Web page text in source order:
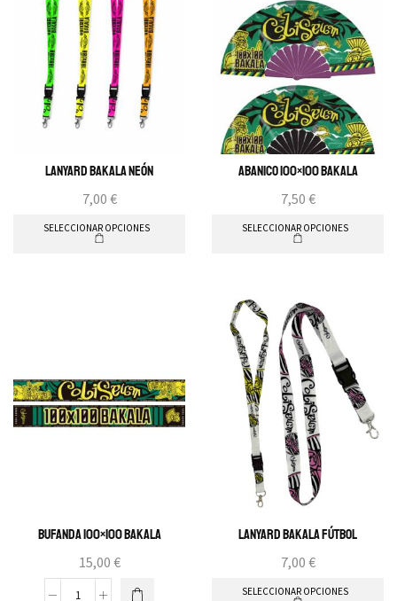
Lanyard BAKALA Neón
7,00 €
SELECCIONAR OPCIONES
Abanico 100×100 Bakala
7,50 €
SELECCIONAR OPCIONES
Bufanda 100×100 Bakala
15,00 €
Lanyard Bakala Fútbol
7,00 €
SELECCIONAR OPCIONES